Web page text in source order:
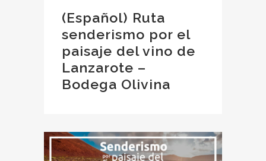
(Español) Ruta
senderismo por el
paisaje del vino de
Lanzarote –
Bodega Olivina